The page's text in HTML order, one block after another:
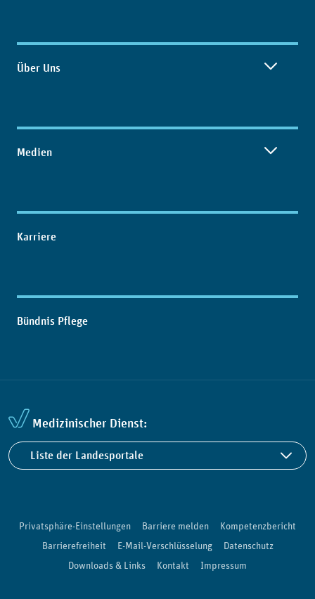
Über Uns
Medien
Karriere
Bündnis Pflege
Medizinischer Dienst:
Liste der Landesportale
Privatsphäre-Einstellungen Barriere melden
Kompetenzbericht
Barrierefreiheit
E-Mail-Verschlüsselung
Datenschutz
Downloads & Links
Kontakt Impressum